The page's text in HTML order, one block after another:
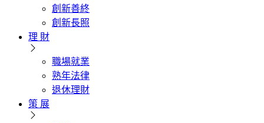
創新善終
創新長照
理 財
職場就業
熟年法律
退休理財
策 展